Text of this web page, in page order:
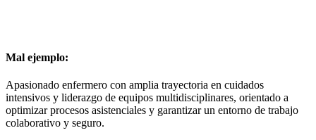
Mal ejemplo:
Apasionado enfermero con amplia trayectoria en cuidados
intensivos y liderazgo de equipos multidisciplinares, orientado a
optimizar procesos asistenciales y garantizar un entorno de trabajo
colaborativo y seguro.